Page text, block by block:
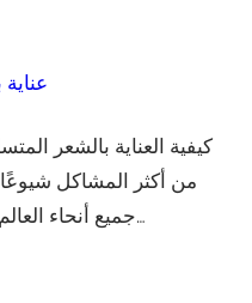
عناية
كيفية العناية بالشعر
من أكثر المشاكل
جميع أنحاء العالم، وتُعتبر هذه المشكلة مصدر قل…